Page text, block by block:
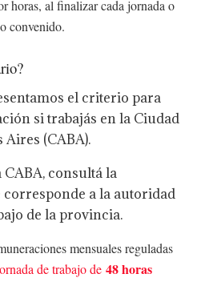
horas, al finalizar cada jornada o
convenido.
el criterio para
si trabajás en la Ciudad
(CABA).
consultá la
a la autoridad
de la provincia.
mensuales reguladas
de trabajo de48 horas